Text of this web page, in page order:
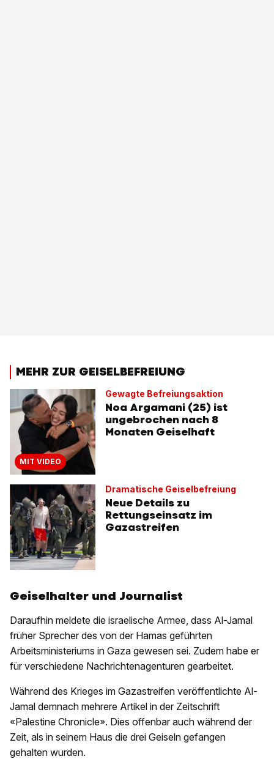
MEHR ZUR GEISELBEFREIUNG
MIT VIDEO
Gewagte Befreiungsaktion
Noa Argamani (25) ist
ungebrochen nach 8
Monaten Geiselhaft
Dramatische Geiselbefreiung
Neue Details zu
Rettungseinsatz im
Gazastreifen
Geiselhalter und Journalist
Daraufhin meldete die israelische Armee, dass Al-Jamal
früher Sprecher des von der Hamas geführten
Arbeitsministeriums in Gaza gewesen sei. Zudem habe er
für verschiedene Nachrichtenagenturen gearbeitet.
Während des Krieges im Gazastreifen veröffentlichte Al-
Jamal demnach mehrere Artikel in der Zeitschrift
«Palestine Chronicle». Dies offenbar auch während der
Zeit, als in seinem Haus die drei Geiseln gefangen
gehalten wurden.